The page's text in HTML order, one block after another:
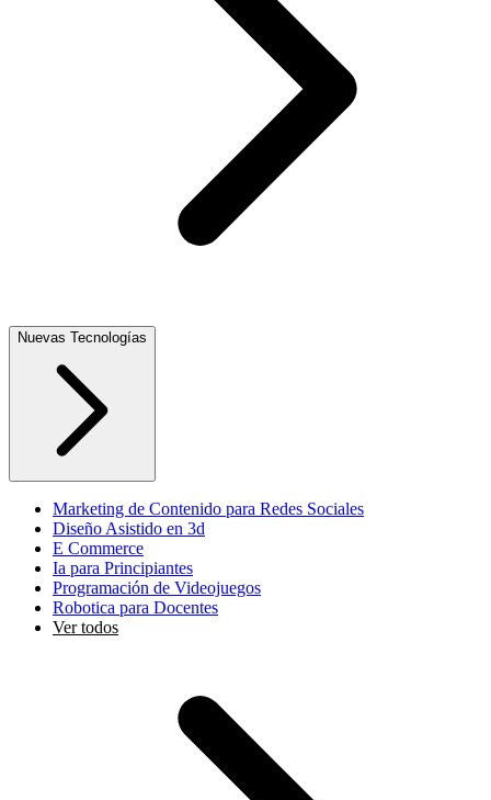
Nuevas Tecnologías
Marketing de Contenido para Redes Sociales
Diseño Asistido en 3d
E Commerce
Ia para Principiantes
Programación de Videojuegos
Robotica para Docentes
Ver todos